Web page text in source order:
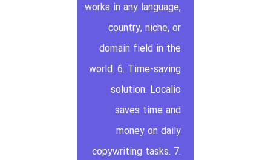
works in any language,
country, niche, or
domain field in the
world. 6. Time-saving
solution: Localio
saves time and
money on daily
copywriting tasks. 7.